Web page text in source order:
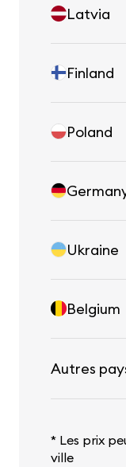
Latvia
Finland
Poland
Ukraine
Belgium
Autres
* Les prix
ville